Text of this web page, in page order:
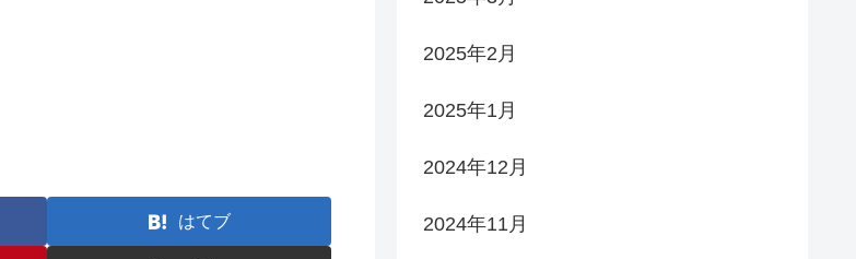
はてブ
2025年2月
2025年1月
2024年12月
2024年11月